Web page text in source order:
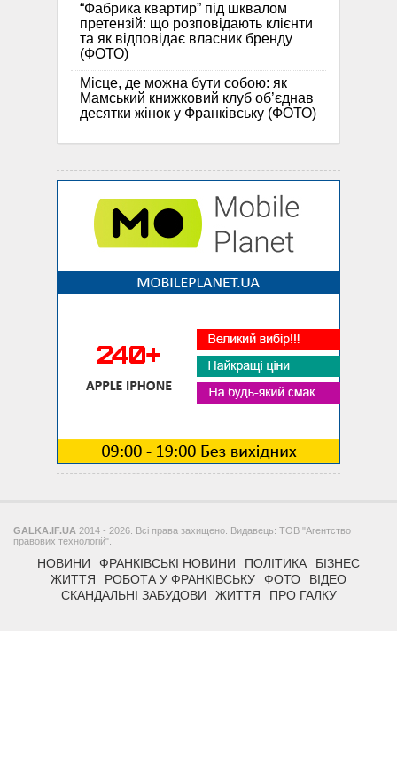
“Фабрика квартир” під шквалом
претензій: що розповідають клієнти
та як відповідає власник бренду
(ФОТО)
Місце, де можна бути собою: як
Мамський книжковий клуб об’єднав
десятки жінок у Франківську (ФОТО)
GALKA.IF.UA 2014 - 2026. Всі права захищено. Видавець: ТОВ "Агентство
правових технологій".
НОВИНИ ФРАНКІВСЬКІ НОВИНИ ПОЛІТИКА
БІЗНЕС
ЖИТТЯ
РОБОТА У ФРАНКІВСЬКУ ФОТО
ВІДЕО
СКАНДАЛЬНІ ЗАБУДОВИ
ЖИТТЯ ПРО ГАЛКУ